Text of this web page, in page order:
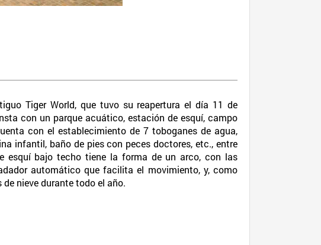
Tiger World, que tuvo su reapertura el día 11 de
con un parque acuático, estación de esquí, campo
con el establecimiento de 7 toboganes de agua,
infantil, baño de pies con peces doctores, etc., entre
esquí bajo techo tiene la forma de un arco, con las
automático que facilita el movimiento, y, como
nieve durante todo el año.